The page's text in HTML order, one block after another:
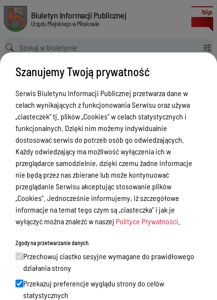
Gminny punkt konsultacyjno- informacyjny dla osób uzależnionych
Biuletyn Informacji Publicznej Urzędu Miejskiego w Miłakowie
Biuletyn Informacji Publicznej
Urzędu Miejskiego w Miłakowie
Ścieżka powrotu
Strona główna Gminny punkt konsultacyjno- informacyjny dla osób uzależnionych oraz współuzależnionych od alkoholu, narkotyków, substancji psychoaktywnych
Gminny punkt konsultacyjno-
informacyjny dla osób
uzależnionych oraz
współuzależnionych od alkoholu,
narkotyków, substancji
psychoaktywnych
Menu Przedmiotowe
Urząd Miejski w Miłakowie
Gmina Miłakowo
Majątek i finanse
Zamówienia publiczne
Urząd Stanu Cywilnego
Ewidencja ludności, dowody osobiste,
działalność gospodarcza
Szanujemy Twoją prywatność
Serwis Biuletynu Informacji Publicznej przetwarza dane w
celach wynikających z funkcjonowania Serwisu oraz używa
„ciasteczek” tj. plików „Cookies” w celach statystycznych i
funkcjonalnych. Dzięki nim możemy indywidualnie
dostosować serwis do potrzeb osób go odwiedzających.
Każdy odwiedzający ma możliwość wyłączenia ich w
przeglądarce samodzielnie, dzięki czemu żadne informacje
nie będą przez nas zbierane lub może kontynuować
przeglądanie Serwisu akceptując stosowanie plików
„Cookies”. Jednocześnie informujemy, iż szczegółowe
informacje na temat tego czym są „ciasteczka” i jak je
wyłączyć można znaleźć w naszej Polityce Prywatności
Zgody na przetwarzanie danych
Przechowuj ciastko sesyjne wymagane do prawidłowego
działania strony
Przekazuj preferencje wyglądu strony do celów
statystycznych